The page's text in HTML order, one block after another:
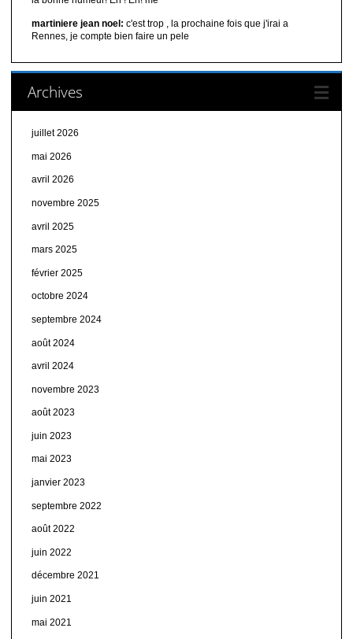
martiniere jean noel: c'est trop , la prochaine fois que j'irai a
Rennes, je compte bien faire un pele
Archives
juillet 2026
mai 2026
avril 2026
novembre 2025
avril 2025
mars 2025
février 2025
octobre 2024
septembre 2024
août 2024
avril 2024
novembre 2023
août 2023
juin 2023
mai 2023
janvier 2023
septembre 2022
août 2022
juin 2022
décembre 2021
juin 2021
mai 2021